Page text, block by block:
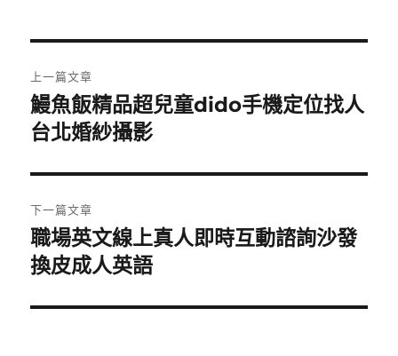
章
導
覽
上一篇文章
上
一
文
章:
鰻魚飯精品超兒童dido手機定位找人
台北婚紗攝影
下一篇文章
下
一
文
職場英文線上真人即時互動諮詢沙發
換皮成人英語